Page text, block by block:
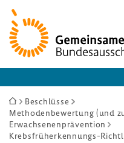
Zur
Startseite
Sie
sind
hier:
Beschlüsse
Methodenbewertung (und
Erwachsenenprävention